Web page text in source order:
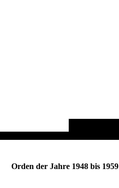
Orden der Jahre 1948 bis 1959